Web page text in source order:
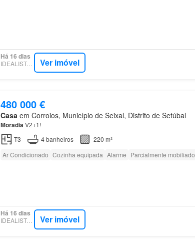
Há 16 dias
IDEALISTA.PT Ver imóvel
480 000 €
Casa em Corroios, Município de Seixal, Distrito de Setúbal
MoradiaV2+1!
T3
4banheiros
220 m²
Ar Condicionado Cozinha equipada Alarme Parcialmente mobiliado
Há 16 dias
IDEALISTA.PT Ver imóvel